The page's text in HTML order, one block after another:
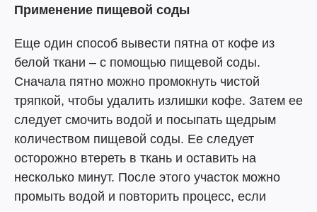
Применение пищевой соды
Еще один способ вывести пятна от кофе из
белой ткани – с помощью пищевой соды.
Сначала пятно можно промокнуть чистой
тряпкой, чтобы удалить излишки кофе. Затем ее
следует смочить водой и посыпать щедрым
количеством пищевой соды. Ее следует
осторожно втереть в ткань и оставить на
несколько минут. После этого участок можно
промыть водой и повторить процесс, если